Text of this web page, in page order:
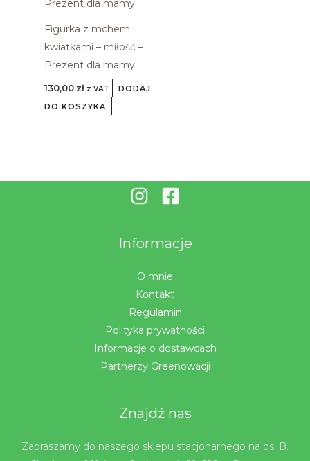
Figurka z mchem i
kwiatkami – miłość –
Prezent dla mamy
130,00 zł z VAT
DODAJ
DO KOSZYKA
Informacje
O mnie
Kontakt
Regulamin
Polityka prywatności
Informacje o dostawcach
Partnerzy Greenowacji
Znajdź nas
Zapraszamy do naszego sklepu stacjonarnego na os. B.